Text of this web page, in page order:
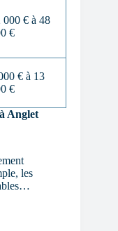
000 € à 48
€
€ à 13
€
Anglet
les